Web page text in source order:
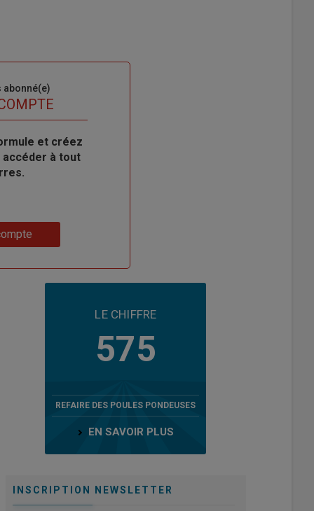
abonné(e)
et créez
à tout
LE CHIFFRE
575
REFAIRE DES POULES PONDEUSES
EN SAVOIR PLUS
INSCRIPTION NEWSLETTER